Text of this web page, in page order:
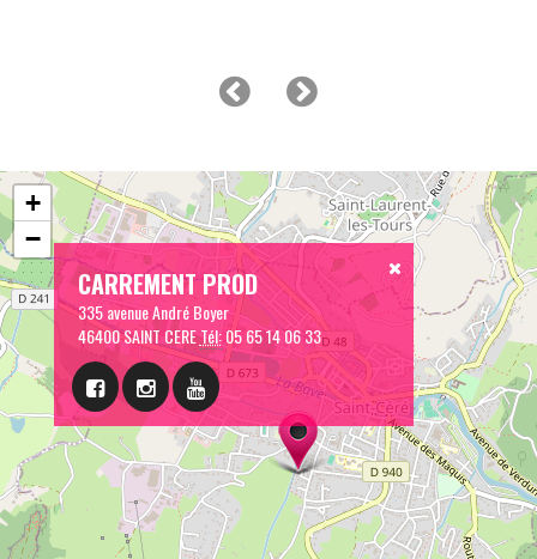
CARREMENT PROD
335 avenue André Boyer
46400 SAINT CERETél:05 65 14 06 33
+
−